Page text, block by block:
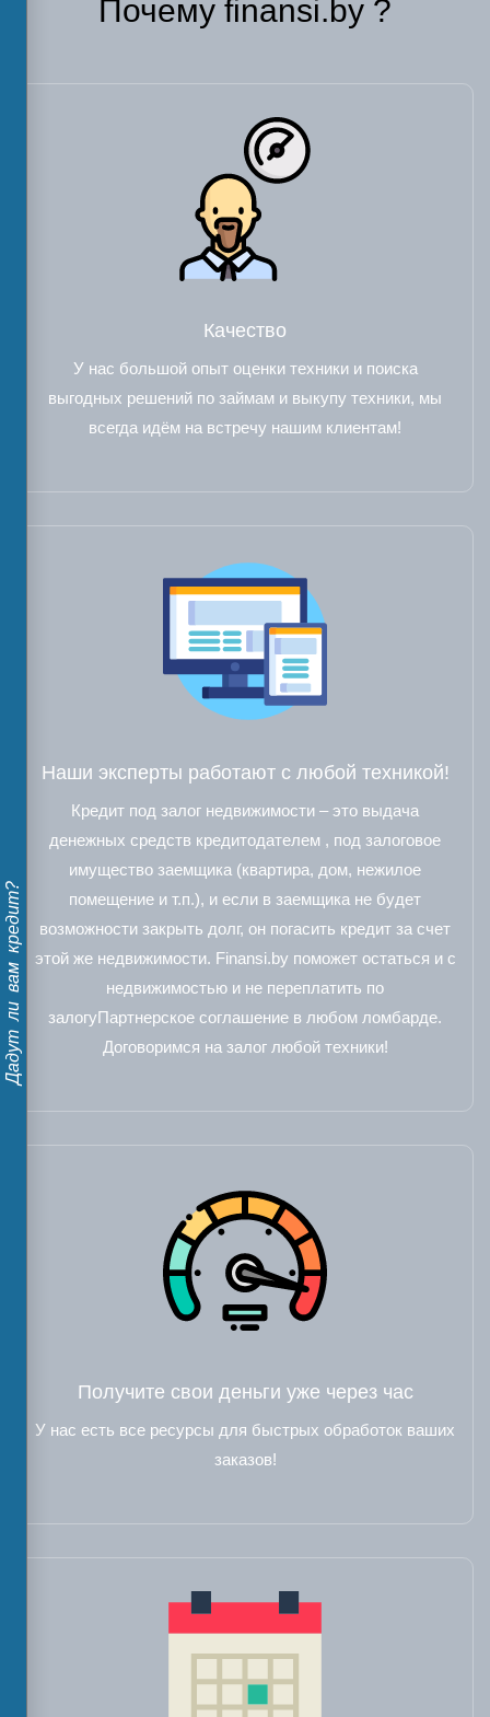
Дадут ли вам кредит?
Почему finansi.by ?
Качество
У нас большой опыт оценки техники и поиска
выгодных решений по займам и выкупу техники, мы
всегда идём на встречу нашим клиентам!
Наши эксперты работают с любой техникой!
Кредит под залог недвижимости – это выдача
денежных средств кредитодателем , под залоговое
имущество заемщика (квартира, дом, нежилое
помещение и т.п.), и если в заемщика не будет
возможности закрыть долг, он погасить кредит за счет
этой же недвижимости. Finansi.by поможет остаться и с
недвижимостью и не переплатить по
залогуПартнерское соглашение в любом ломбарде.
Договоримся на залог любой техники!
Получите свои деньги уже через час
У нас есть все ресурсы для быстрых обработок ваших
заказов!